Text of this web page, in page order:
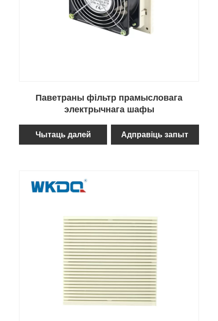
Паветраны фільтр прамысловага
электрычнага шафы
Чытаць далей Адправіць запыт